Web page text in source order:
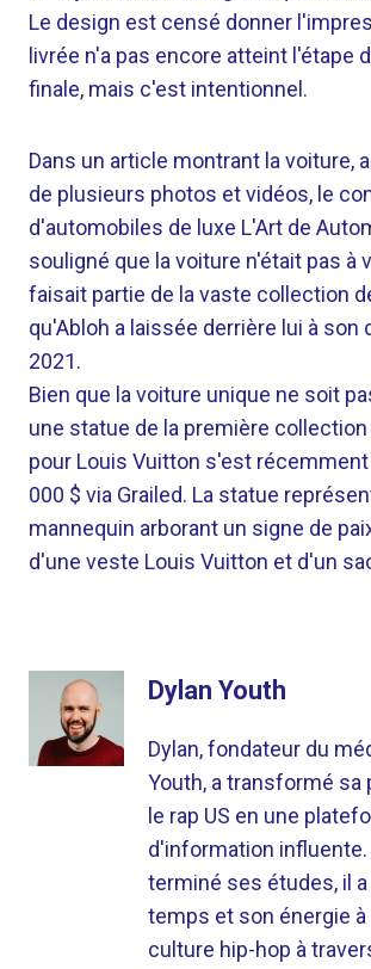
Le design est censé donner
livrée n'a pas encore atteint l'étape
finale, mais c'est intentionnel.
Dans un article montrant la voiture,
de plusieurs photos et vidéos, le
d'automobiles de luxe L'Art de
souligné que la voiture n'était pas à
faisait partie de la vaste collection
qu'Abloh a laissée derrière lui à son
2021.
Bien que la voiture unique ne soit
une statue de la première
pour Louis Vuitton s'est
000 $ via Grailed. La statue
mannequin arborant un signe de
d'une veste Louis Vuitton et d'un
Dylan Youth
Dylan, fondateur du
Youth, a transformé sa
le rap US en une
d'information influente.
terminé ses études, il
temps et son énergie
culture hip-hop à